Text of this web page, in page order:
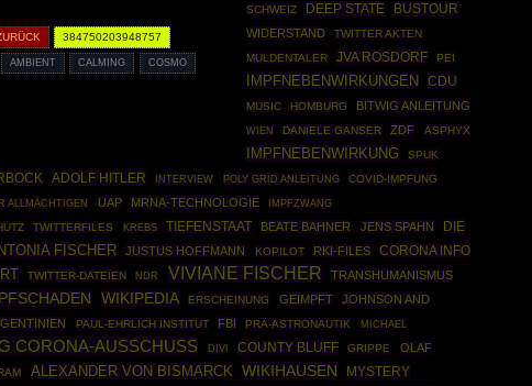
384750203948757
AMBIENT CALMING COSMO
SCHWEIZ
DEEP STATE BUSTOUR
WIDERSTAND
TWITTER AKTEN
MULDENTALER
JVA ROSDORF PEI
IMPFNEBENWIRKUNGEN CDU
MUSIC HOMBURG BITWIG ANLEITUNG
WIEN DANIELE GANSER ZDF ASPHYX
IMPFNEBENWIRKUNG
SPUK
ADOLF HITLER INTERVIEW POLY GRID ANLEITUNG COVID-IMPFUNG
ALLMÄCHTIGEN UAP MRNA-TECHNOLOGIE
IMPFZWANG
TWITTERFILES KREBS TIEFENSTAAT BEATE BAHNER JENS SPAHN
DIE
FISCHER JUSTUS HOFFMANN KOPILOT RKI-FILES
CORONA INFO
TWITTER-DATEIEN NDR VIVIANE FISCHER TRANSHUMANISMUS
WIKIPEDIA ERSCHEINUNG GEIMPFT
JOHNSON AND
PAUL-EHRLICH INSTITUT FBI PRÄ-ASTRONAUTIK MICHAEL
CORONA-AUSSCHUSS DIVI COUNTY BLUFF GRIPPE
OLAF
ALEXANDER VON BISMARCK WIKIHAUSEN
MYSTERY